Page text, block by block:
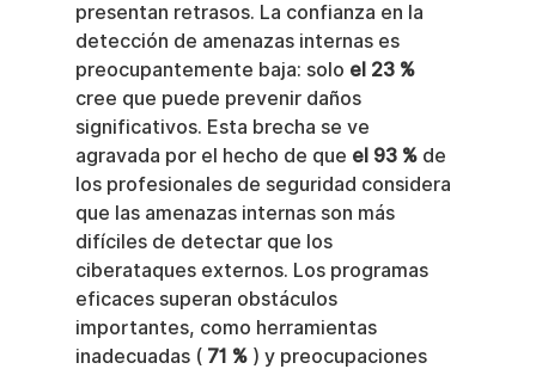
presentan retrasos. La confianza en la
detección de amenazas internas es
preocupantemente baja: solo el 23 %
cree que puede prevenir daños
significativos. Esta brecha se ve
agravada por el hecho de que el 93 % de
los profesionales de seguridad considera
que las amenazas internas son más
difíciles de detectar que los
ciberataques externos. Los programas
eficaces superan obstáculos
importantes, como herramientas
inadecuadas ( 71 % ) y preocupaciones